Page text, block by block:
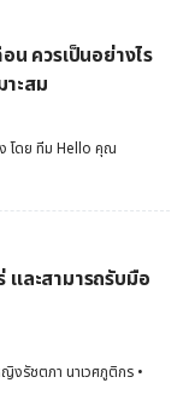
น ควรเป็นอย่างไร
ะสม
โดย ทีม Hello คุณ
และสามารถรับมือ
งรัชตภา นาเวศภูติกร •